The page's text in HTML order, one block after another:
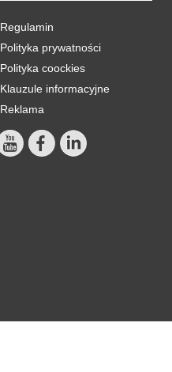
Regulamin
Polityka prywatności
Polityka coockies
Klauzule informacyjne
Reklama